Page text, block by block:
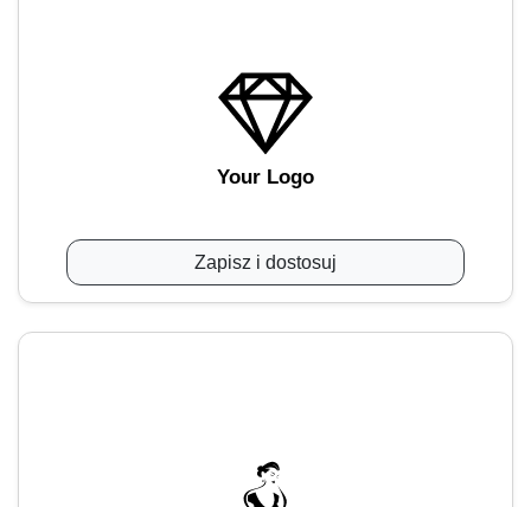
Your Logo
Zapisz i dostosuj